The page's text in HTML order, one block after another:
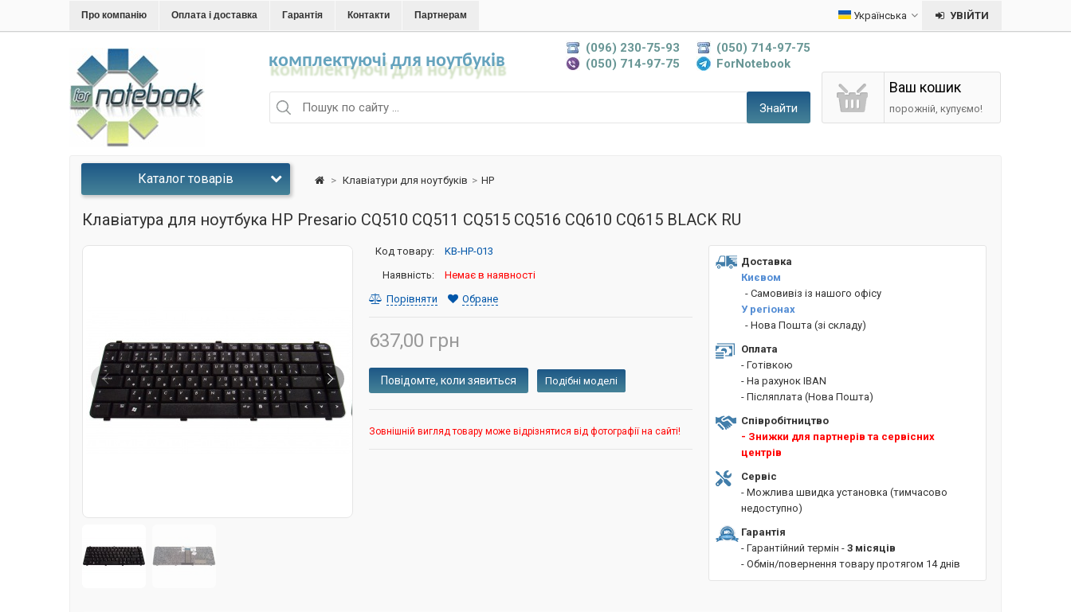
Про компанію Оплата і доставка Гарантія Контакти Партнерам Українська УВІЙТИ
Каталог товарів
Знайти
Ваш кошик
порожній, купуємо!
(096) 230-75-93
(050) 714-97-75
(050) 714-97-75
ForNotebook
комплектуючі для ноутбуків
> Клавіатури для ноутбуків > HP
Клавіатура для ноутбука HP Presario CQ510 CQ511 CQ515 CQ516 CQ610 CQ615 BLACK RU
Код товару:
KB-HP-013
Наявність:
Немає в наявності
Порівняти
Обране
637,00 грн
Подібні моделі
Зовнішній вигляд товару може відрізнятися від фотографії на сайті!
Доставка
Києвом
- Cамовивіз із нашого офісу
У регіонах
- Нова Пошта (зі складу)
Оплата
- Готівкою
- На рахунок IBAN
- Післяплата (Нова Пошта)
Співробітництво
- Знижки для партнерів та сервісних
центрів
Сервіс
- Можлива швидка установка (тимчасово
недоступно)
Гарантія
- Гарантійний термін -3 місяців
- Обмін/повернення товару протягом 14 днів